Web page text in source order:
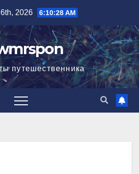
2026 6:10:29 AM
путешественника